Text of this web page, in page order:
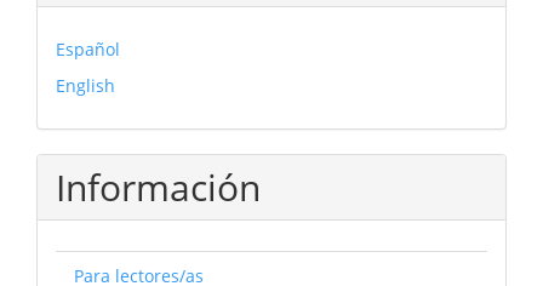
Español
English
Información
Para lectores/as